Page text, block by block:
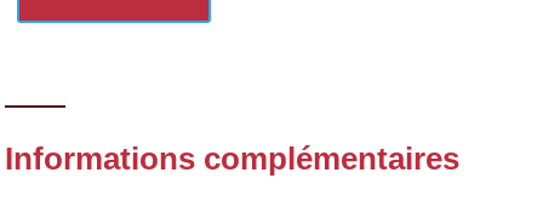
PROVENCALE
Informations complémentaires